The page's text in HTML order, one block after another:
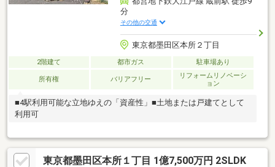
分
その他の交通
東京都墨田区本所２丁目
2階建て 都市ガス 駐車場あり
所有権 バリアフリー
リフォームリノベーシ
ョン
■4駅利用可能な立地ゆえの「資産性」■土地または戸建てとして
利用可
東京都墨田区本所１丁目 1億7,500万円 2SLDK